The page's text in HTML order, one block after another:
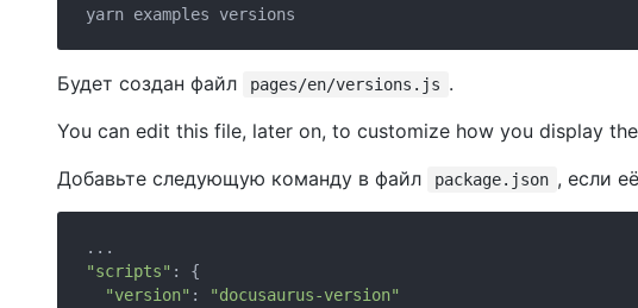
Будет создан файл pages/en/versions.js .
You can edit this file, later on, to customize how you display
Добавьте следующую команду в файл
package.json , если
"scripts" : {
"version" :
"docusaurus-version"